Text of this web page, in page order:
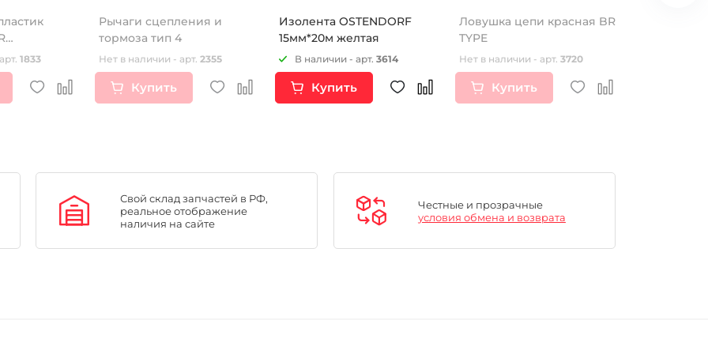
1833
Рычаги сцепления и
тормоза тип 4
Нет в наличии - арт. 2355
Купить
Изолента OSTENDORF
15мм*20м желтая
В наличии - арт. 3614
Купить
Ловушка цепи красная BR
TYPE
Нет в наличии - арт. 3720
Купить
Свой склад запчастей в РФ,
реальное отображение
наличия на сайте
Честные и прозрачные
условия обмена и возврата